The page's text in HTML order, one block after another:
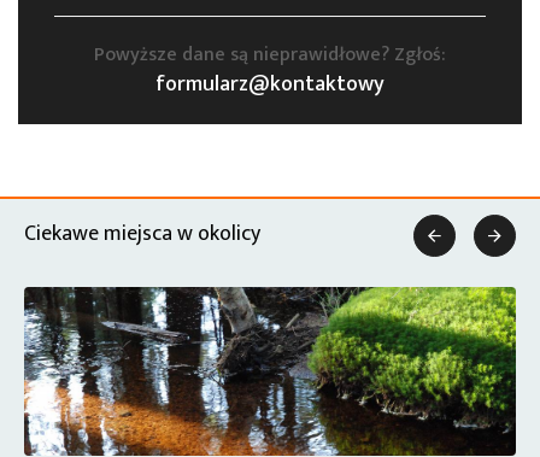
Powyższe dane są nieprawidłowe? Zgłoś:
formularz@kontaktowy
Ciekawe miejsca w okolicy  